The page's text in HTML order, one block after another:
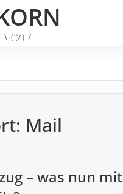
ツ)_/¯
Mail
– was nun mit